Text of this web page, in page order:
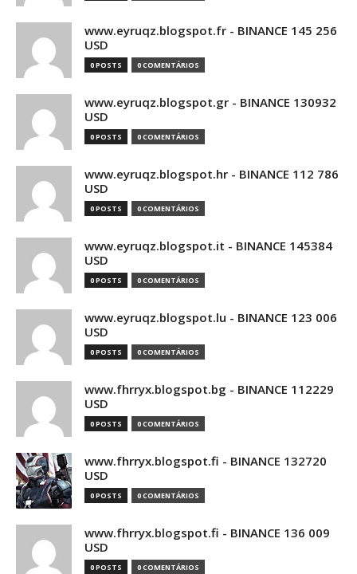
www.eyruqz.blogspot.fr - BINANCE 145 256
USD
0 POSTS 0 COMENTÁRIOS
www.eyruqz.blogspot.gr - BINANCE 130932
USD
0 POSTS 0 COMENTÁRIOS
www.eyruqz.blogspot.hr - BINANCE 112 786
USD
0 POSTS 0 COMENTÁRIOS
www.eyruqz.blogspot.it - BINANCE 145384
USD
0 POSTS 0 COMENTÁRIOS
www.eyruqz.blogspot.lu - BINANCE 123 006
USD
0 POSTS 0 COMENTÁRIOS
www.fhrryx.blogspot.bg - BINANCE 112229
USD
0 POSTS 0 COMENTÁRIOS
www.fhrryx.blogspot.fi - BINANCE 132720
USD
0 POSTS 0 COMENTÁRIOS
www.fhrryx.blogspot.fi - BINANCE 136 009
USD
0 POSTS 0 COMENTÁRIOS